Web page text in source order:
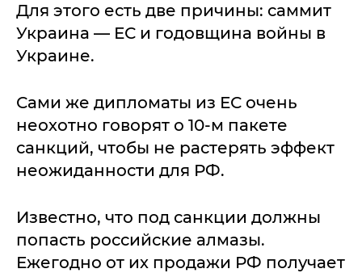
Для этого есть две причины: саммит
Украина — ЕС и годовщина войны в
Украине.
Сами же дипломаты из ЕС очень
неохотно говорят о 10-м пакете
санкций, чтобы не растерять эффект
неожиданности для РФ.
Известно, что под санкции должны
попасть российские алмазы.
Ежегодно от их продажи РФ получает